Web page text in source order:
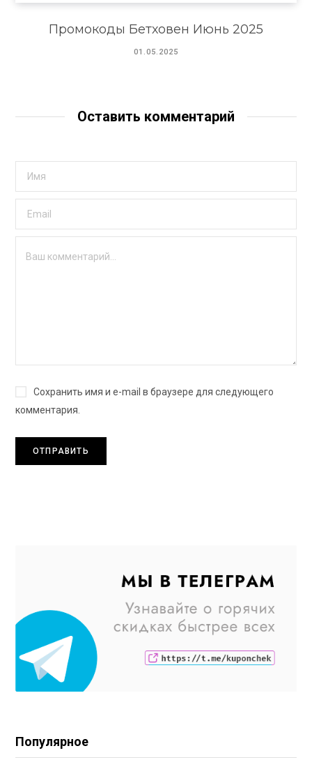
Промокоды Бетховен Июнь 2025
01.05.2025
Оставить комментарий
Сохранить имя и e-mail в браузере для следующего
комментария.
Популярное